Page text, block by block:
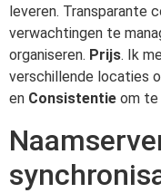
leveren. Transparante
verwachtingen te
organiseren. Prijs. Ik
verschillende locaties
en Consistentie om te